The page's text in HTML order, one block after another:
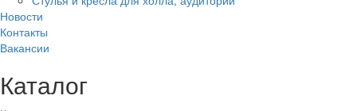
Новости
Контакты
Вакансии
Каталог